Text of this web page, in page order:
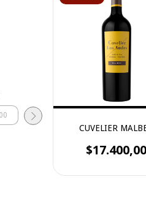
CUVELIER
$17.400,00